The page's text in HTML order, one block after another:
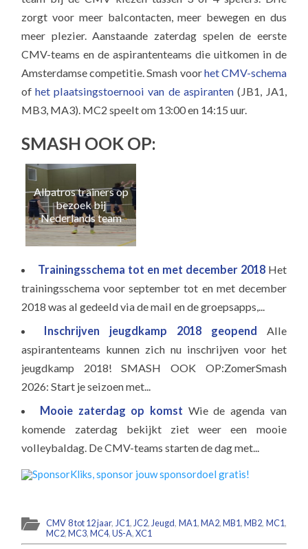
zorgt voor meer balcontacten, meer bewegen en dus
meer plezier. Aanstaande zaterdag spelen de eerste
CMV-teams en de aspirantenteams die uitkomen in de
Amsterdamse competitie. Smash voorhet CMV-schema
ofhet plaatsingstoernooi van de aspiranten(JB1, JA1,
MB3, MA3). MC2 speelt om 13:00 en 14:15 uur.
SMASH OOK OP:
Albatros trainers op
bezoek bij
Nederlands team
Trainingsschema tot en met december 2018 Het
trainingsschema voor september tot en met december
2018 was al gedeeld via de mail en de groepsapps,...
Inschrijven jeugdkamp 2018 geopend Alle
aspirantenteams kunnen zich nu inschrijven voor het
jeugdkamp 2018! SMASH OOK OP:ZomerSmash
2026: Start je seizoen met...
Mooie zaterdag op komst Wie de agenda van
komende zaterdag bekijkt ziet weer een mooie
volleybaldag. De CMV-teams starten de dag met...
CMV 8 tot 12 jaar, JC1, JC2, Jeugd, MA1,MA2,MB1,MB2, MC1,
MC2,MC3,MC4,US-A,XC1